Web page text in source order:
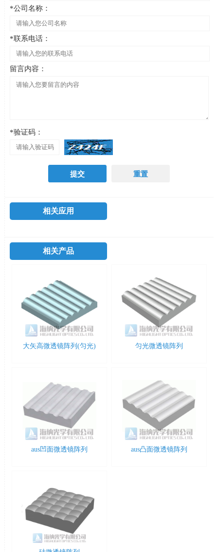
*公司名称：
*联系电话：
留言内容：
*验证码：
相关应用
相关产品
大矢高微透镜阵列(匀光) 匀光微透镜阵列
aus凹面微透镜阵列 aus凸面微透镜阵列